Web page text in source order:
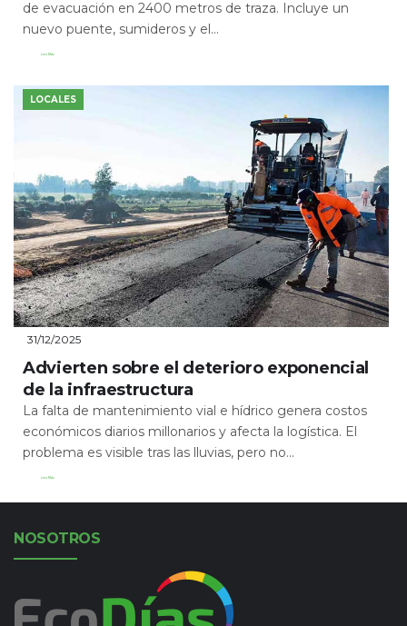
de evacuación en 2400 metros de traza. Incluye un
nuevo puente, sumideros y el...
Leer Más
LOCALES
31/12/2025
Advierten sobre el deterioro exponencial
de la infraestructura
La falta de mantenimiento vial e hídrico genera costos
económicos diarios millonarios y afecta la logística. El
problema es visible tras las lluvias, pero no...
Leer Más
NOSOTROS